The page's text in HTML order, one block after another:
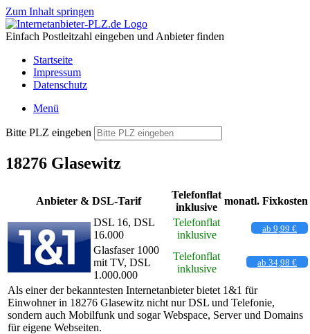
Zum Inhalt springen
Einfach Postleitzahl eingeben und Anbieter finden
Startseite
Impressum
Datenschutz
Menü
Bitte PLZ eingeben
18276 Glasewitz
Anbieter & DSL-Tarif
Telefonflat
inklusive
monatl. Fixkosten
DSL 16, DSL
16.000
Telefonflat
inklusive
ab 9,99 €
Glasfaser 1000
mit TV, DSL
1.000.000
Telefonflat
inklusive
ab 34,98 €
Als einer der bekanntesten Internetanbieter bietet 1&1 für
Einwohner in 18276 Glasewitz nicht nur DSL und Telefonie,
sondern auch Mobilfunk und sogar Webspace, Server und Domains
für eigene Webseiten.